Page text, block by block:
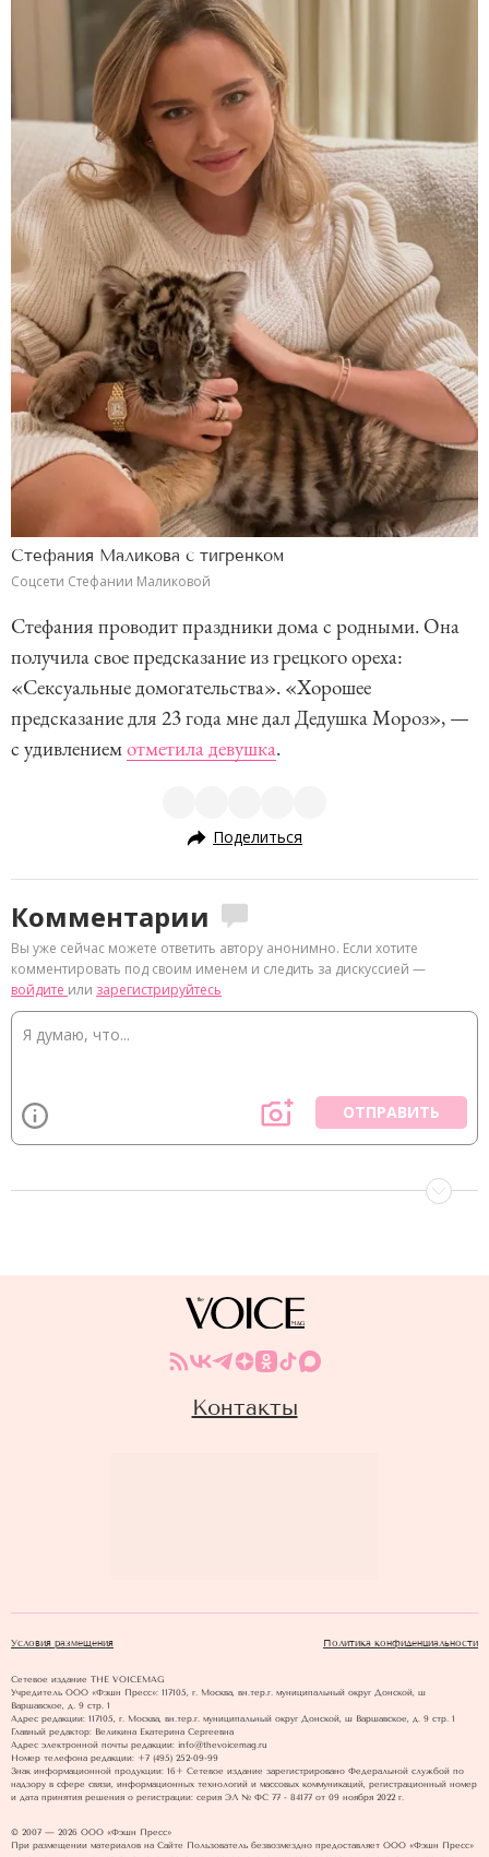
Стефания Маликова с тигренком
Соцсети Стефании Маликовой
Стефания проводит праздники дома с родными. Она
получила свое предсказание из грецкого ореха:
«Сексуальные домогательства». «Хорошее
предсказание для 23 года мне дал Дедушка Мороз», —
с удивлениемотметила девушка.
Поделиться
Комментарии
Вы уже сейчас можете ответить автору анонимно. Если хотите
комментировать под своим именем и следить за дискуссией —
войдите или зарегистрируйтесь
ОТПРАВИТЬ
Контакты
Условия размещения Политика конфиденциальности
Сетевое издание THE VOICEMAG
Учредитель ООО «Фэшн Пресс»: 117105, г. Москва, вн.тер.г. муниципальный округ Донской, ш
Варшавское, д. 9 стр. 1
Адрес редакции: 117105, г. Москва, вн.тер.г. муниципальный округ Донской, ш Варшавское, д. 9 стр. 1
Главный редактор: Великина Екатерина Сергеевна
Адрес электронной почты редакции: info@thevoicemag.ru
Номер телефона редакции: +7 (495) 252-09-99
Знак информационной продукции: 16+ Cетевое издание зарегистрировано Федеральной службой по
надзору в сфере связи, информационных технологий и массовых коммуникаций, регистрационный номер
и дата принятия решения о регистрации: серия ЭЛ № ФС 77 - 84177 от 09 ноября 2022 г.
© 2007 — 2026 ООО «Фэшн Пресс»
При размещении материалов на Сайте Пользователь безвозмездно предоставляет ООО «Фэшн Пресс»